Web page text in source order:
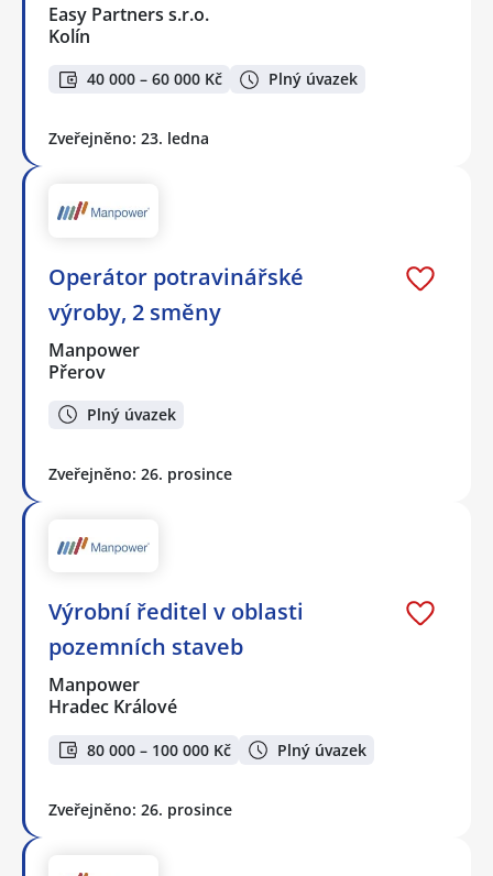
Easy Partners s.r.o.
Kolín
40 000 – 60 000 Kč Plný úvazek
Zveřejněno: 23. ledna
Operátor potravinářské
výroby, 2 směny
Manpower
Přerov
Plný úvazek
Zveřejněno: 26. prosince
Výrobní ředitel v oblasti
pozemních staveb
Manpower
Hradec Králové
80 000 – 100 000 Kč Plný úvazek
Zveřejněno: 26. prosince